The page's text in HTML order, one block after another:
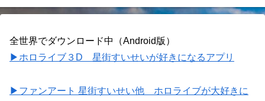
カーゲーム】
全世界でダウンロード中（Android版）
▶ホロライブ３D 星街すいせいが好きになるアプリ
▶ファンアート 星街すいせい他 ホロライブが大好きに